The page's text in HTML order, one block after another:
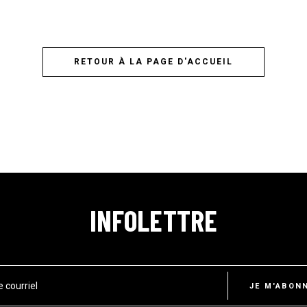
RETOUR À LA PAGE D'ACCUEIL
INFOLETTRE
courriel JE